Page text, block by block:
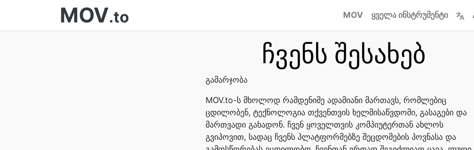
MOV.to MOV ყველა ინსტრუმენტი
ჩვენს შესახებ
გამარჯობა
MOV.to-ს მხოლოდ რამდენიმე ადამიანი მართავს, რომლებიც
ცდილობენ, ტექნოლოგია თქვენთვის ხელმისაწვდომი, გასაგები და
მართვადი გახადონ. ჩვენ ყოველთვის კომპიუტერთან ახლოს
გვიპოვით, სადაც ჩვენს პლატფორმებზე შეცდომების პოვნასა და